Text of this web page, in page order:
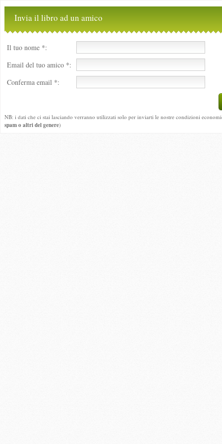
Invia il libro ad un amico
Il tuo nome *:
Email del tuo amico *:
Conferma email *:
NB: i dati che ci stai lasciando verranno utilizzati solo per inviarti le nostre condizioni
spam o altri del genere)